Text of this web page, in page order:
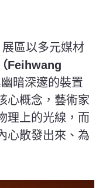
展區以多元媒材
Feihwang
暗深邃的裝置
心概念，藝術家
理上的光線，而
心散發出來、為